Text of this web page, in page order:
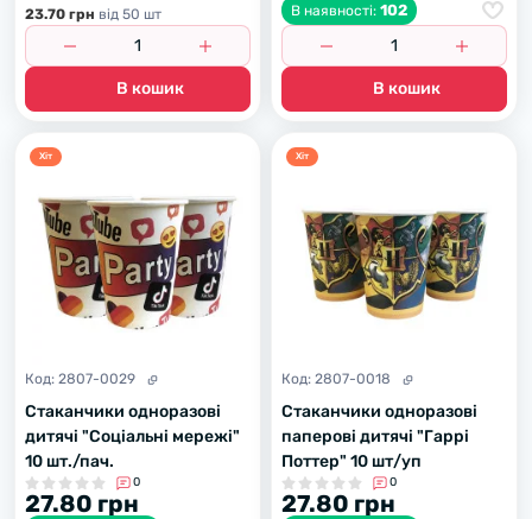
23.70 грн вiд 50 шт
В кошик
В наявності: 102
В кошик
Хiт
Код: 2807-0029
Стаканчики одноразові
дитячі "Соціальні мережі"
10 шт./пач.
0
27.80 грн
Хiт
Код: 2807-0018
Стаканчики одноразові
паперові дитячі "Гаррі
Поттер" 10 шт/уп
0
27.80 грн